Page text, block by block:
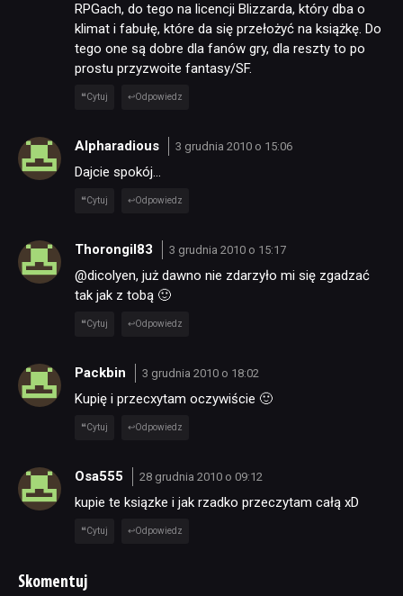
RPGach, do tego na licencji Blizzarda, który dba o
klimat i fabułę, które da się przełożyć na książkę. Do
tego one są dobre dla fanów gry, dla reszty to po
prostu przyzwoite fantasy/SF.
Cytuj Odpowiedz
Alpharadious 3 grudnia 2010 o 15:06
Dajcie spokój…
Cytuj Odpowiedz
Thorongil83 3 grudnia 2010 o 15:17
@dicolyen, już dawno nie zdarzyło mi się zgadzać
tak jak z tobą 🙂
Cytuj Odpowiedz
Packbin 3 grudnia 2010 o 18:02
Kupię i przecxytam oczywiście 🙂
Cytuj Odpowiedz
Osa555 28 grudnia 2010 o 09:12
kupie te ksiązke i jak rzadko przeczytam całą xD
Cytuj Odpowiedz
Skomentuj